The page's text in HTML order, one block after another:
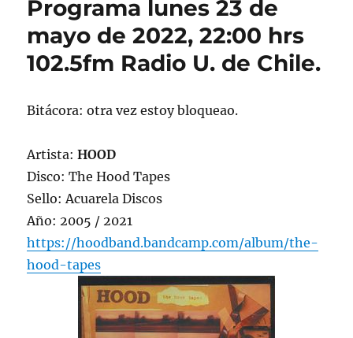
Programa lunes 23 de
mayo de 2022, 22:00 hrs
102.5fm Radio U. de Chile.
Bitácora: otra vez estoy bloqueao.
Artista:HOOD
Disco: The Hood Tapes
Sello: Acuarela Discos
Año: 2005 / 2021
https://hoodband.bandcamp.com/album/the-
hood-tapes